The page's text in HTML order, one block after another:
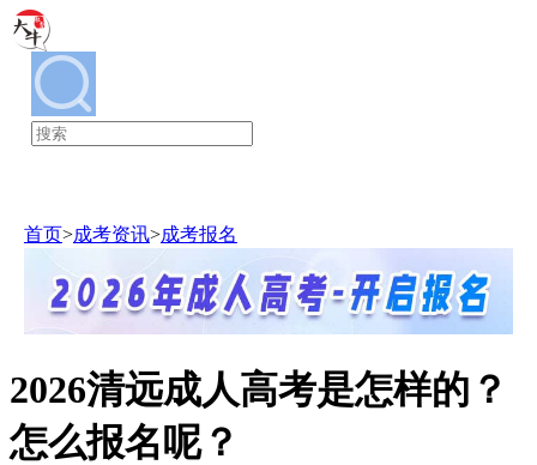
首页>成考资讯>成考报名
2026清远成人高考是怎样的？
怎么报名呢？